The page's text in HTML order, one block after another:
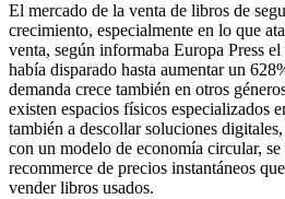
El mercado de la venta de libros de
crecimiento, especialmente en lo que
venta, según informaba Europa Press el
había disparado hasta aumentar un
demanda crece también en otros
existen espacios físicos especializados
también a descollar soluciones
con un modelo de economía circular,
recommerce de precios instantáneos
vender libros usados.